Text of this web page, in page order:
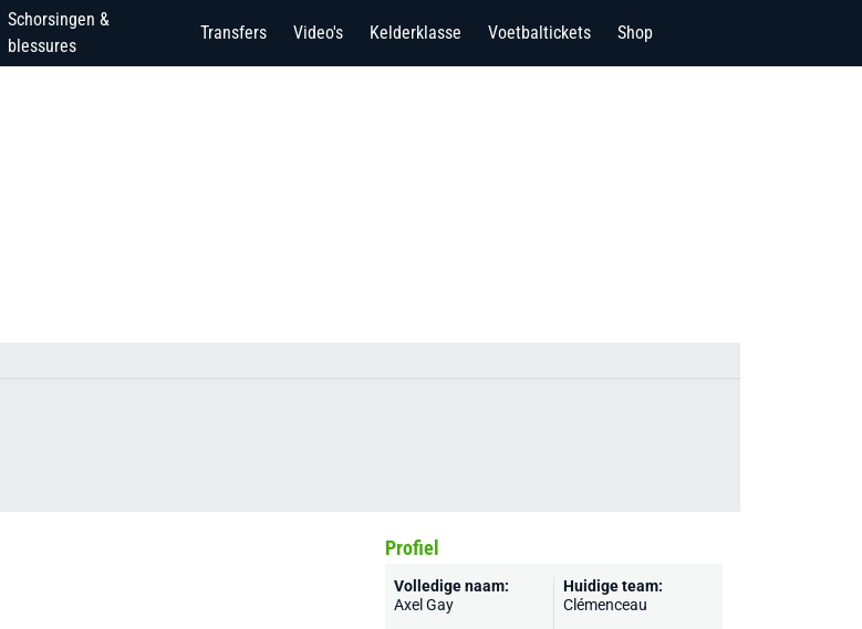
Schorsingen &
blessures
Transfers Video's Kelderklasse Voetbaltickets Shop
Profiel
Volledige naam:
Axel Gay
Huidige team:
Clémenceau